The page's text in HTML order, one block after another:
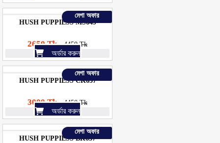
মেগা অফার
HUSH PUPPIESS MS649
2650 Tk 4450 Tk
অর্ডার করুন
মেগা অফার
HUSH PUPPIESS CK657
3000 Tk 4450 Tk
অর্ডার করুন
মেগা অফার
HUSH PUPPIESS BK657